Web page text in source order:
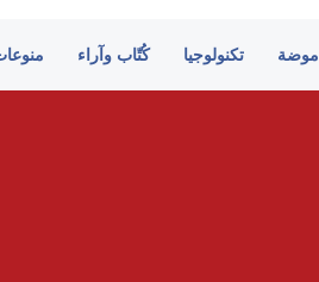
موضة تكنولوجيا كُتّاب وآراء